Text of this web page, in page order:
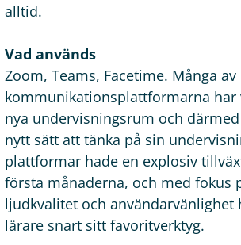
alltid.
Vad används
Zoom, Teams, Facetime. Många
kommunikationsplattformarna har
nya undervisningsrum och
nytt sätt att tänka på sin
plattformar hade en explosiv
första månaderna, och med fokus
ljudkvalitet och användarvänlighet
lärare snart sitt favoritverktyg.